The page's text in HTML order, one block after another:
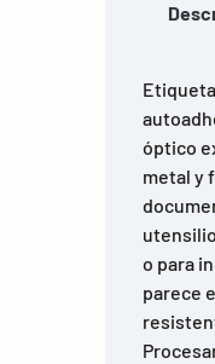
óptico
metal y
o para
parece